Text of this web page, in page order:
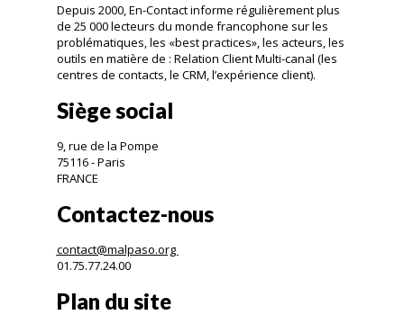
Depuis 2000, En-Contact informe régulièrement plus
de 25 000 lecteurs du monde francophone sur les
problématiques, les «best practices», les acteurs, les
outils en matière de : Relation Client Multi-canal (les
centres de contacts, le CRM, l’expérience client).
Siège social
9, rue de la Pompe
75116 - Paris
FRANCE
Contactez-nous
contact@malpaso.org
01.75.77.24.00
Plan du site